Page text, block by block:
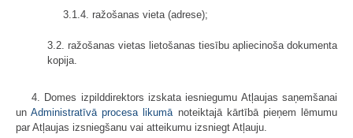
3.1.4. ražošanas vieta (adrese);
3.2. ražošanas vietas lietošanas tiesību apliecinoša dokumenta
kopija.
4. Domes izpilddirektors izskata iesniegumu Atļaujas saņemšanai
unAdministratīvā procesa likumā noteiktajā kārtībā pieņem lēmumu
par Atļaujas izsniegšanu vai atteikumu izsniegt Atļauju.